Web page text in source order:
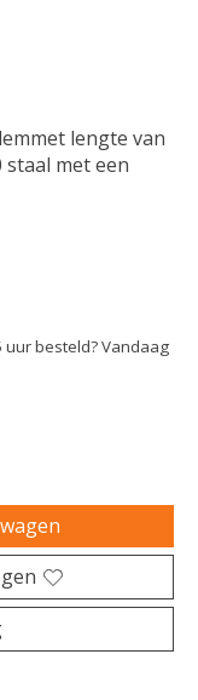
lengte van
staal met een
besteld? Vandaag